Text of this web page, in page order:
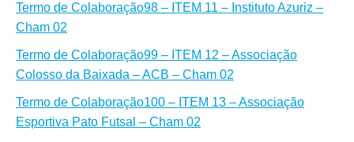
Termo de Colaboração98 – ITEM 11 – Instituto Azuriz –
Cham 02
Termo de Colaboração99 – ITEM 12 – Associação
Colosso da Baixada – ACB – Cham 02
Termo de Colaboração100 – ITEM 13 – Associação
Esportiva Pato Futsal – Cham 02